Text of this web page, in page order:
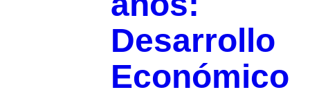
Desarrollo
Económico